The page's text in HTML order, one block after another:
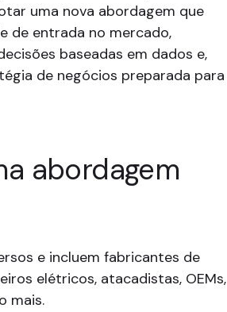
uma nova abordagem que
de entrada no mercado,
baseadas em dados e,
de negócios preparada para
abordagem
e incluem fabricantes de
elétricos, atacadistas, OEMs,
mais.